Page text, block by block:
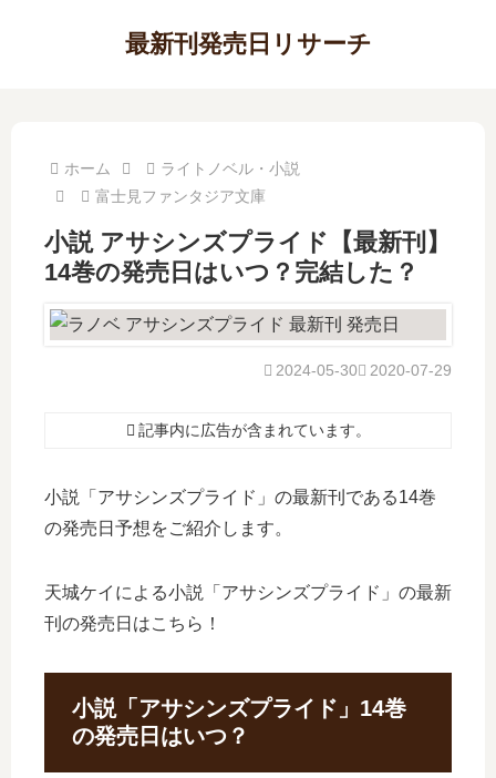
最新刊発売日リサーチ
ホーム
ライトノベル・小説
富士見ファンタジア文庫
小説 アサシンズプライド【最新刊】
14巻の発売日はいつ？完結した？
2020-07-29
2024-05-30
記事内に広告が含まれています。
小説「アサシンズプライド」の最新刊である14巻
の発売日予想をご紹介します。
天城ケイによる小説「アサシンズプライド」の最新
刊の発売日はこちら！
小説「アサシンズプライド」14巻
の発売日はいつ？